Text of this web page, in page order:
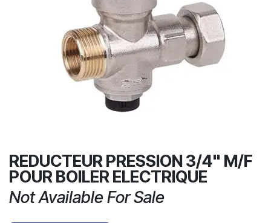
REDUCTEUR PRESSION 3/4" M/F
POUR BOILER ELECTRIQUE
Not Available For Sale